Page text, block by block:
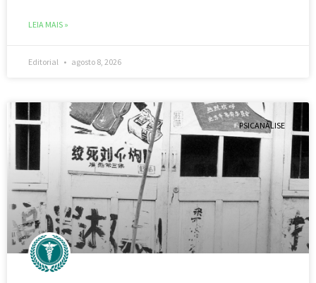
LEIA MAIS »
Editorial agosto 8, 2026
PSICANÁLISE